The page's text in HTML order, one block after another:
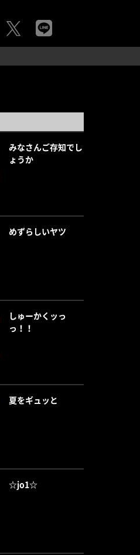
みなさんご存知でし
ょうか
めずらしいヤツ
しゅーかくッっ
っ！！
夏をギュッと
☆jo1☆